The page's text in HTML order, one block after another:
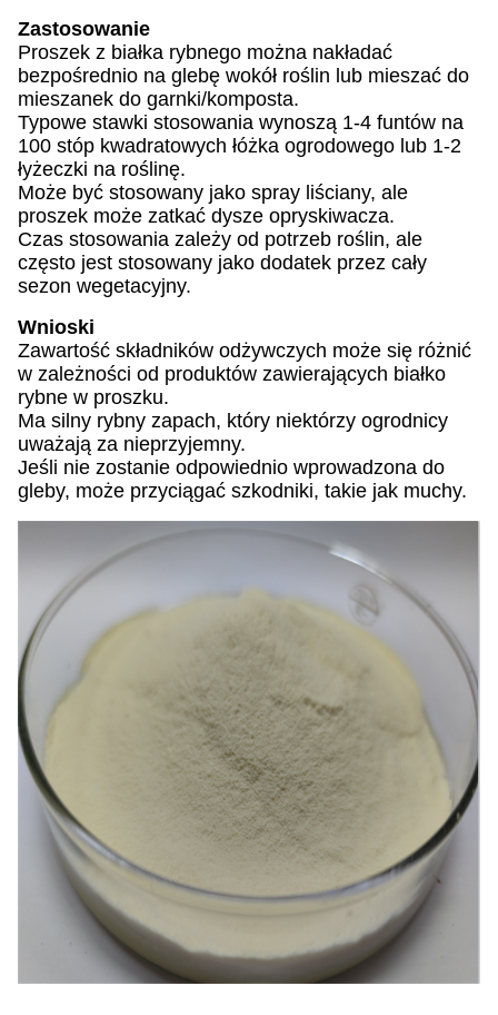
Zastosowanie
Proszek z białka rybnego można nakładać
bezpośrednio na glebę wokół roślin lub mieszać do
mieszanek do garnki/komposta.
Typowe stawki stosowania wynoszą 1-4 funtów na
100 stóp kwadratowych łóżka ogrodowego lub 1-2
łyżeczki na roślinę.
Może być stosowany jako spray liściany, ale
proszek może zatkać dysze opryskiwacza.
Czas stosowania zależy od potrzeb roślin, ale
często jest stosowany jako dodatek przez cały
sezon wegetacyjny.
Wnioski
Zawartość składników odżywczych może się różnić
w zależności od produktów zawierających białko
rybne w proszku.
Ma silny rybny zapach, który niektórzy ogrodnicy
uważają za nieprzyjemny.
Jeśli nie zostanie odpowiednio wprowadzona do
gleby, może przyciągać szkodniki, takie jak muchy.